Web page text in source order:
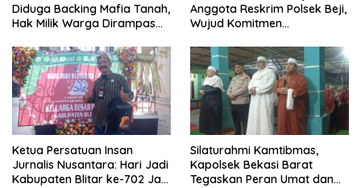
Diduga Backing Mafia Tanah,
Hak Milik Warga Dirampas
Anggota Reskrim Polsek Beji,
Wujud Komitmen
Dugaan Penganiayaan
Ketua Persatuan Insan
Jurnalis Nusantara: Hari Jadi
Kabupaten Blitar ke-702 Jadi
Silaturahmi Kamtibmas,
Kapolsek Bekasi Barat
Tegaskan Peran Umat dan